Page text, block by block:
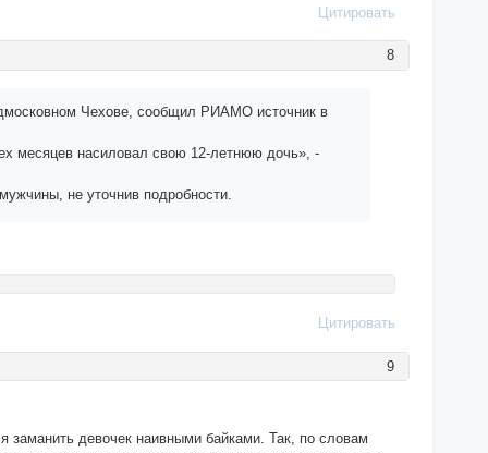
Цитировать
8
Чехове, сообщил РИАМО источник в
месяцев насиловал свою 12-летнюю дочь», -
не уточнив подробности.
Цитировать
9
заманить девочек наивными байками. Так, по словам